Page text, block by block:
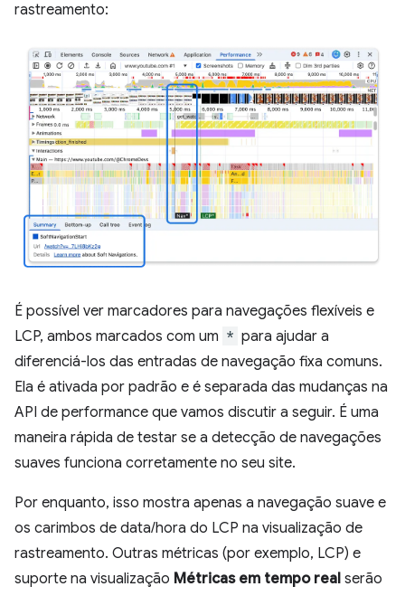
rastreamento:
É possível ver marcadores para navegações flexíveis e
LCP, ambos marcados com um * para ajudar a
diferenciá-los das entradas de navegação fixa comuns.
Ela é ativada por padrão e é separada das mudanças na
API de performance que vamos discutir a seguir. É uma
maneira rápida de testar se a detecção de navegações
suaves funciona corretamente no seu site.
Por enquanto, isso mostra apenas a navegação suave e
os carimbos de data/hora do LCP na visualização de
rastreamento. Outras métricas (por exemplo, LCP) e
suporte na visualização Métricas em tempo real serão